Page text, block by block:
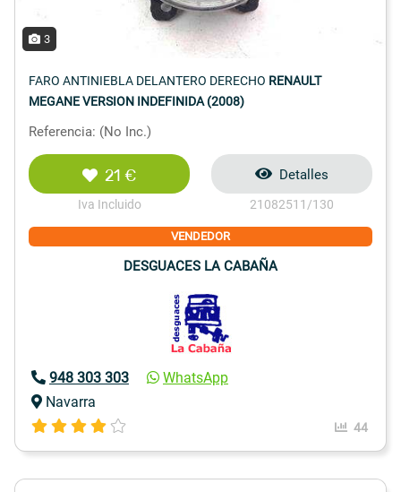
3
FARO ANTINIEBLA DELANTERO DERECHO RENAULT
MEGANE VERSION INDEFINIDA (2008)
Referencia: (No Inc.)
21 €
Iva Incluido
Detalles
21082511/130
VENDEDOR
DESGUACES LA CABAÑA
948 303 303
WhatsApp
Navarra
44